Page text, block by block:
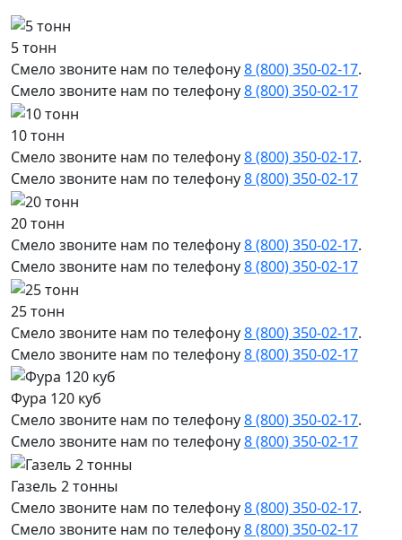
5 тонн
Смело звоните нам по телефону8 (800) 350-02-17.
Смело звоните нам по телефону8 (800) 350-02-17
10 тонн
Смело звоните нам по телефону8 (800) 350-02-17.
Смело звоните нам по телефону8 (800) 350-02-17
20 тонн
Смело звоните нам по телефону8 (800) 350-02-17.
Смело звоните нам по телефону8 (800) 350-02-17
25 тонн
Смело звоните нам по телефону8 (800) 350-02-17.
Смело звоните нам по телефону8 (800) 350-02-17
Фура 120 куб
Смело звоните нам по телефону8 (800) 350-02-17.
Смело звоните нам по телефону8 (800) 350-02-17
Газель 2 тонны
Смело звоните нам по телефону8 (800) 350-02-17.
Смело звоните нам по телефону8 (800) 350-02-17